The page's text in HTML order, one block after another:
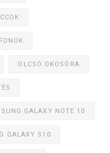
OLCSÓ OKOSÓRA
GALAXY NOTE 10
GALAXY S10